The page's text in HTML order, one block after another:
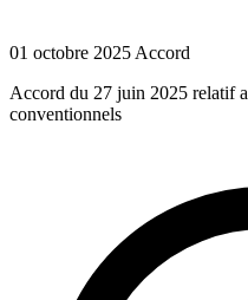
01 octobre 2025 Accord
Accord du 27 juin 2025 relatif
conventionnels